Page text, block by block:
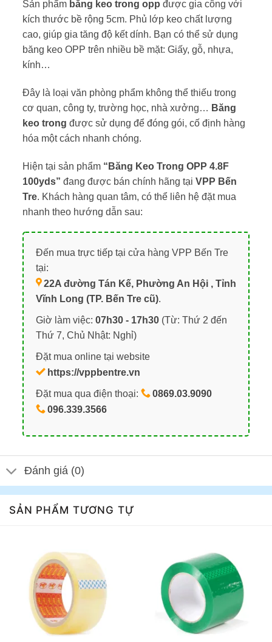
Sản phẩm băng keo trong opp được gia công với
kích thước bề rộng 5cm. Phủ lớp keo chất lượng
cao, giúp gia tăng độ kết dính. Bạn có thể sử dụng
băng keo OPP trên nhiều bề mặt: Giấy, gỗ, nhựa,
kính…
Đây là loại văn phòng phẩm không thể thiếu trong
cơ quan, công ty, trường học, nhà xưởng… Băng
keo trong được sử dụng để đóng gói, cố định hàng
hóa một cách nhanh chóng.
Hiện tại sản phẩm “Băng Keo Trong OPP 4.8F
100yds” đang được bán chính hãng tại VPP Bến
Tre. Khách hàng quan tâm, có thể liên hệ đặt mua
nhanh theo hướng dẫn sau:
Đến mua trực tiếp tại cửa hàng VPP Bến Tre
tại:
22A đường Tán Kế, Phường An Hội , Tỉnh
Vĩnh Long (TP. Bến Tre cũ).
Giờ làm việc: 07h30 - 17h30(Từ: Thứ 2 đến
Thứ 7, Chủ Nhật: Nghỉ)
Đặt mua online tại website
https://vppbentre.vn
Đặt mua qua điện thoại:
0869.03.9090
096.339.3566
Đánh giá (0)
SẢN PHẨM TƯƠNG TỰ